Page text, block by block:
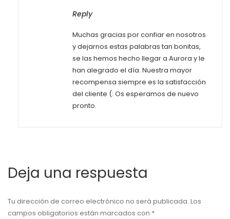
Reply
Muchas gracias por confiar en nosotros
y dejarnos estas palabras tan bonitas,
se las hemos hecho llegar a Aurora y le
han alegrado el día. Nuestra mayor
recompensa siempre es la satisfacción
del cliente (: Os esperamos de nuevo
pronto.
Deja una respuesta
Tu dirección de correo electrónico no será publicada. Los
campos obligatorios están marcados con *